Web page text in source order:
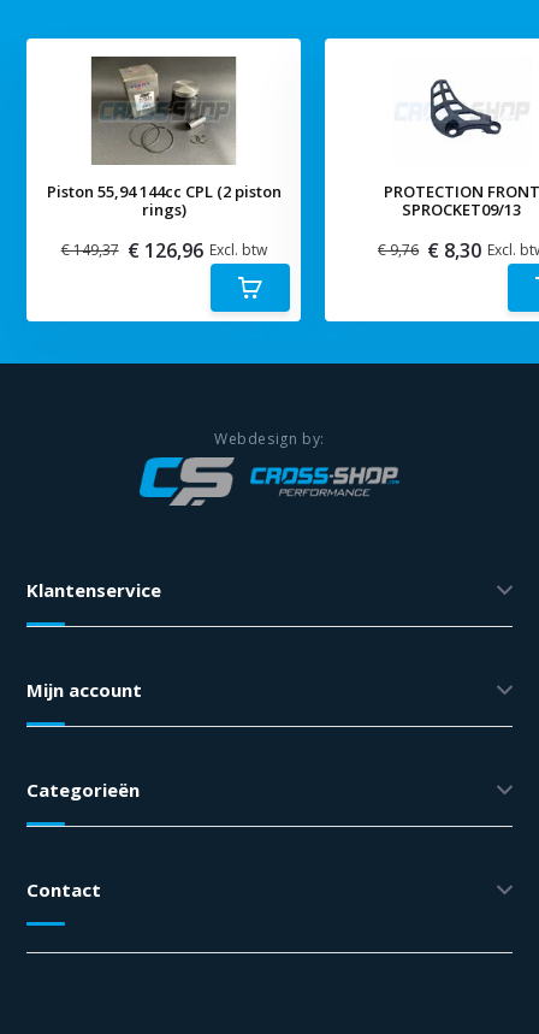
Piston 55,94 144cc CPL (2 piston
rings)
€ 149,37 € 126,96 Excl. btw
PROTECTION FRONT
SPROCKET09/13
€ 9,76 € 8,30 Excl.
Klantenservice
Mijn account
Categorieën
Contact